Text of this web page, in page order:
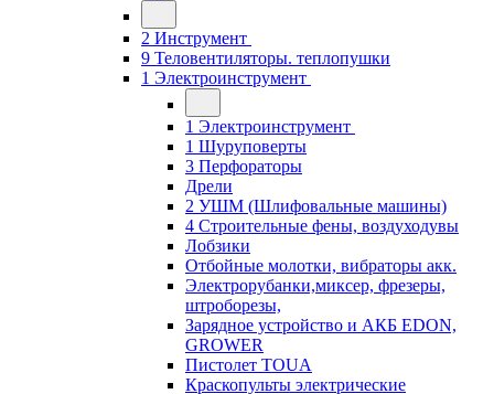
2 Инструмент
9 Теловентиляторы. теплопушки
1 Электроинструмент
1 Электроинструмент
1 Шуруповерты
3 Перфораторы
Дрели
2 УШМ (Шлифовальные машины)
4 Строительные фены, воздуходувы
Лобзики
Отбойные молотки, вибраторы акк.
Электрорубанки,миксер, фрезеры,
штроборезы,
Зарядное устройство и АКБ EDON,
GROWER
Пистолет TOUA
Краскопульты электрические